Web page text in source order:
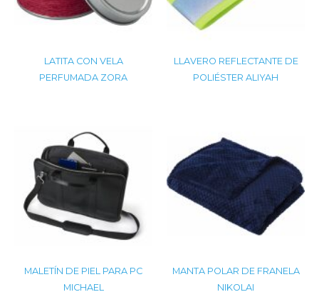
LATITA CON VELA
PERFUMADA ZORA
LLAVERO REFLECTANTE DE
POLIÉSTER ALIYAH
MALETÍN DE PIEL PARA PC
MICHAEL
MANTA POLAR DE FRANELA
NIKOLAI